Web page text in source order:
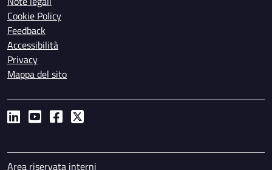
Cookie Policy
Feedback
Accessibilità
Privacy
Mappa del sito
Area riservata interni